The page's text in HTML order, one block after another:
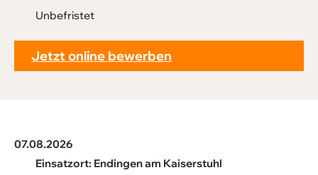
Unbefristet
Jetzt online bewerben
07.08.2026
Einsatzort: Endingen am Kaiserstuhl
Datenschutz